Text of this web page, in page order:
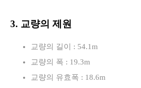
3. 교량의 제원
교량의 길이 : 54.1m
교량의 폭 : 19.3m
교량의 유효폭 : 18.6m